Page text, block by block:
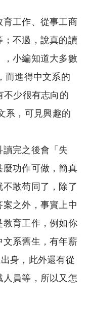
育工作、從事工商
不過，說真的讀
小編知道大多數
而進得中文系的
不少很有志向的
系，可見興趣的
完之後會「失
功作可做，簡真
敢苟同了，除了
案之外，事實上中
育工作，例如你
文系舊生，有年薪
身，此外還有從
員等，所以又怎